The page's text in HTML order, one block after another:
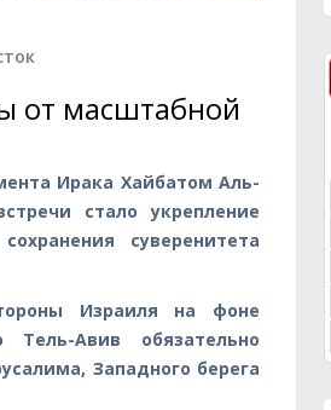
от масштабной
Ирака Хайбатом Аль-
стало укрепление
суверенитета
Израиля на фоне
Тель-Авив обязательно
Западного берега